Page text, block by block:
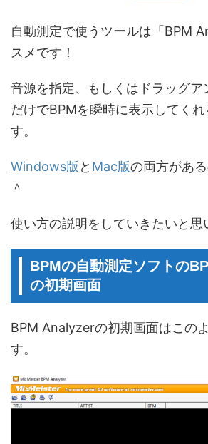
自動測定で使うツールは「BPM
スメです！
音源を指定、もしくはドラッグア
だけでBPMを瞬時に表示してく
す。
Windows版 と Mac版の両方があ
＾
使い方の説明をしていきたいと思
BPMの自動測定ソフトの
の初期画面
BPM Analyzerの初期画面はこの
す。